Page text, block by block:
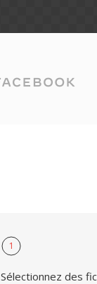
1
Sélectionnez des